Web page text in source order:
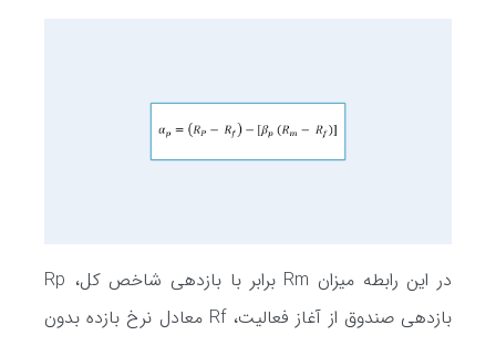
در این رابطه میزان Rm برابر با بازدهی شاخص کل، Rp
بازدهی صندوق از آغاز فعالیت، Rf معادل نرخ بازده بدون